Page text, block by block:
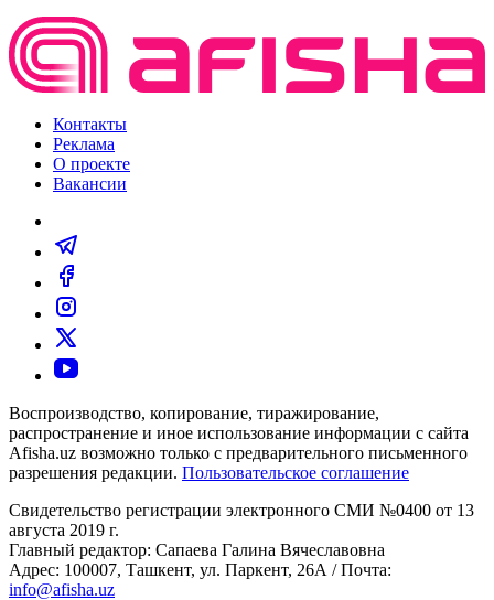
Контакты
Реклама
О проекте
Вакансии
Воспроизводство, копирование, тиражирование,
распространение и иное использование информации с сайта
Afisha.uz возможно только с предварительного письменного
разрешения редакции. Пользовательское соглашение
Свидетельство регистрации электронного СМИ №0400 от 13
августа 2019 г.
Главный редактор: Сапаева Галина Вячеславовна
Адрес: 100007, Ташкент, ул. Паркент, 26А / Почта:
info@afisha.uz